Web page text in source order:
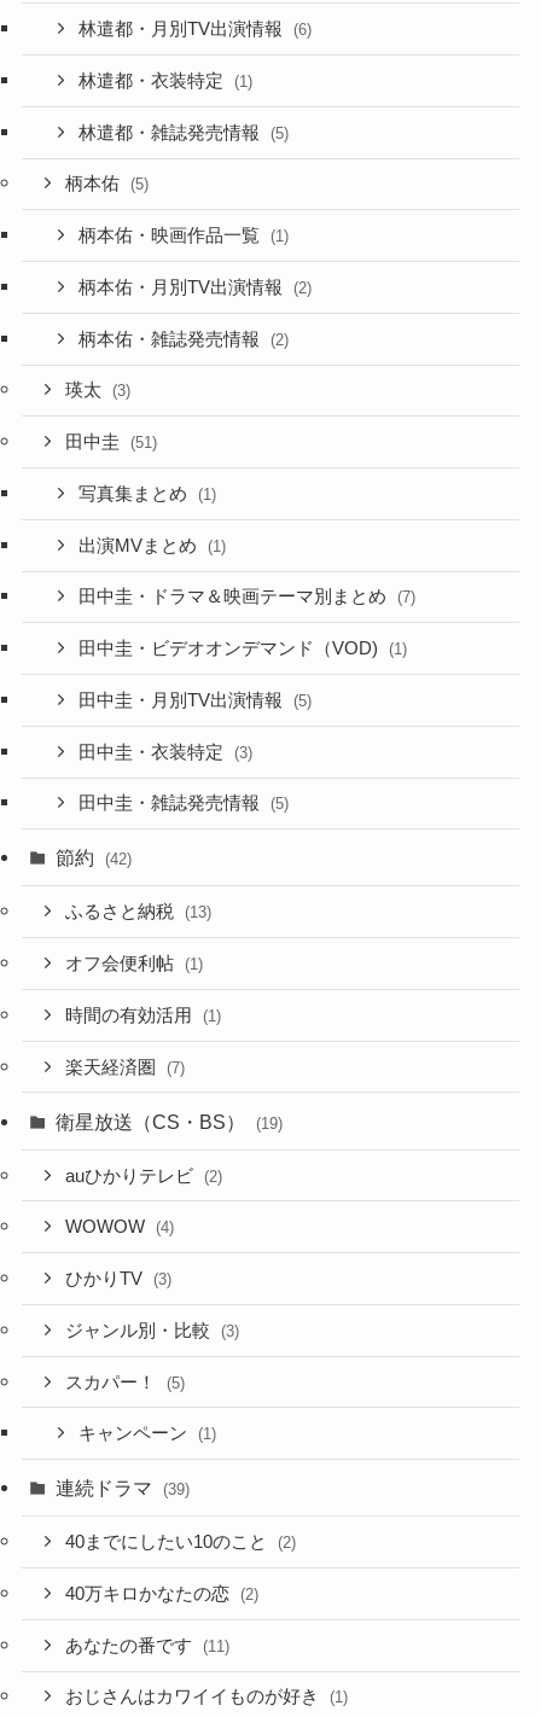
林遣都・月別TV出演情報 (6)
林遣都・衣装特定 (1)
林遣都・雑誌発売情報 (5)
柄本佑 (5)
柄本佑・映画作品一覧 (1)
柄本佑・月別TV出演情報 (2)
柄本佑・雑誌発売情報 (2)
瑛太 (3)
田中圭 (51)
写真集まとめ (1)
出演MVまとめ (1)
田中圭・ドラマ＆映画テーマ別まとめ (7)
田中圭・ビデオオンデマンド（VOD) (1)
田中圭・月別TV出演情報 (5)
田中圭・衣装特定 (3)
田中圭・雑誌発売情報 (5)
節約 (42)
ふるさと納税 (13)
オフ会便利帖 (1)
時間の有効活用 (1)
楽天経済圏 (7)
衛星放送（CS・BS） (19)
auひかりテレビ (2)
WOWOW (4)
ひかりTV (3)
ジャンル別・比較 (3)
スカパー！ (5)
キャンペーン (1)
連続ドラマ (39)
40までにしたい10のこと (2)
40万キロかなたの恋 (2)
あなたの番です (11)
おじさんはカワイイものが好き (1)